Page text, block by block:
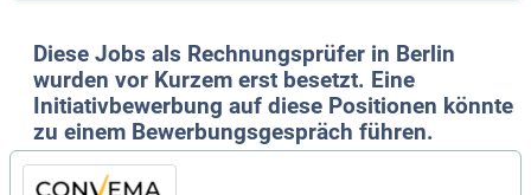
Diese Jobs als Rechnungsprüfer in Berlin
wurden vor Kurzem erst besetzt. Eine
Initiativbewerbung auf diese Positionen könnte
zu einem Bewerbungsgespräch führen.